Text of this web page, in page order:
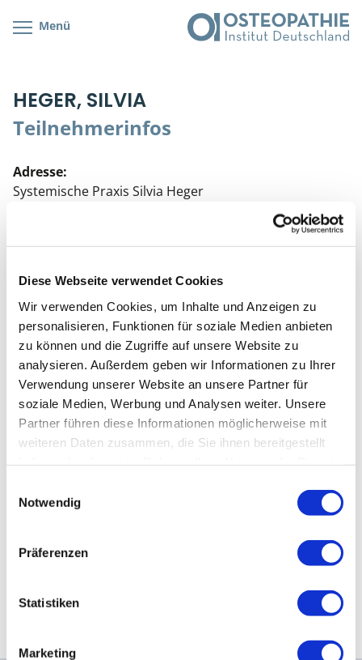
Diese Webseite verwendet Cookies
Wir verwenden Cookies, um Inhalte und Anzeigen zu
personalisieren, Funktionen für soziale Medien anbieten
zu können und die Zugriffe auf unsere Website zu
analysieren. Außerdem geben wir Informationen zu Ihrer
Verwendung unserer Website an unsere Partner für
soziale Medien, Werbung und Analysen weiter. Unsere
Partner führen diese Informationen möglicherweise mit
weiteren Daten zusammen, die Sie ihnen bereitgestellt
Notwendig
Präferenzen
Statistiken
Marketing
Menü
HEGER, SILVIA
Teilnehmerinfos
Adresse:
Systemische Praxis Silvia Heger
09071-1720
FORTBILDUNGSSTAND
BASIS-PROGRAMM
CranioSacrale Therapie
Cranial/Neurale Osteopathie
Parietale Osteopathie
Viszerale Osteopathie
Postgraduate- & Spezialkurse
Kiefergelenkkurse
CranioSacrale Ausbildung
Human Reset Week
Bonus-Programm
Veranstaltungsticket DB
Wissenswertes
Teilnehmerliste
Stellenbörse
Soziales Engagement